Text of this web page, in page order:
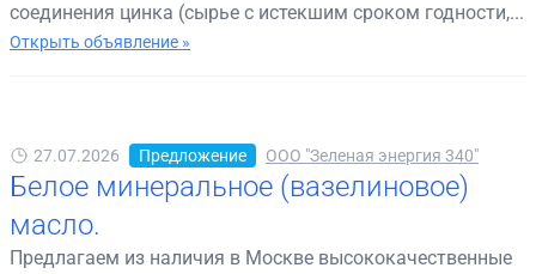
соединения цинка (сырье с истекшим сроком годности,...
Открыть объявление »
27.07.2026 Предложение ООО "Зеленая энергия 340"
Белое минеральное (вазелиновое)
масло.
Предлагаем из наличия в Москве высококачественные